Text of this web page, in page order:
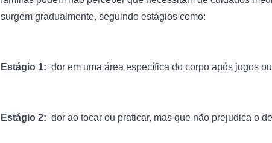
Estágio 1: dor em uma área específica do corpo após jogos
Estágio 2: dor ao tocar ou praticar, mas que não prejudica o